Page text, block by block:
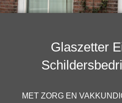
Glaszetter
MET ZORG EN